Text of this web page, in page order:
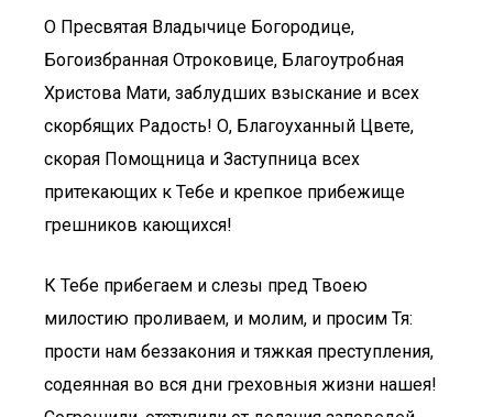
О Пресвятая Владычице Богородице,
Богоизбранная Отроковице, Благоутробная
Христова Мати, заблудших взыскание и всех
скорбящих Радость! О, Благоуханный Цвете,
скорая Помощница и Заступница всех
притекающих к Тебе и крепкое прибежище
грешников кающихся!
К Тебе прибегаем и слезы пред Твоею
милостию проливаем, и молим, и просим Тя:
прости нам беззакония и тяжкая преступления,
содеянная во вся дни греховныя жизни нашея!